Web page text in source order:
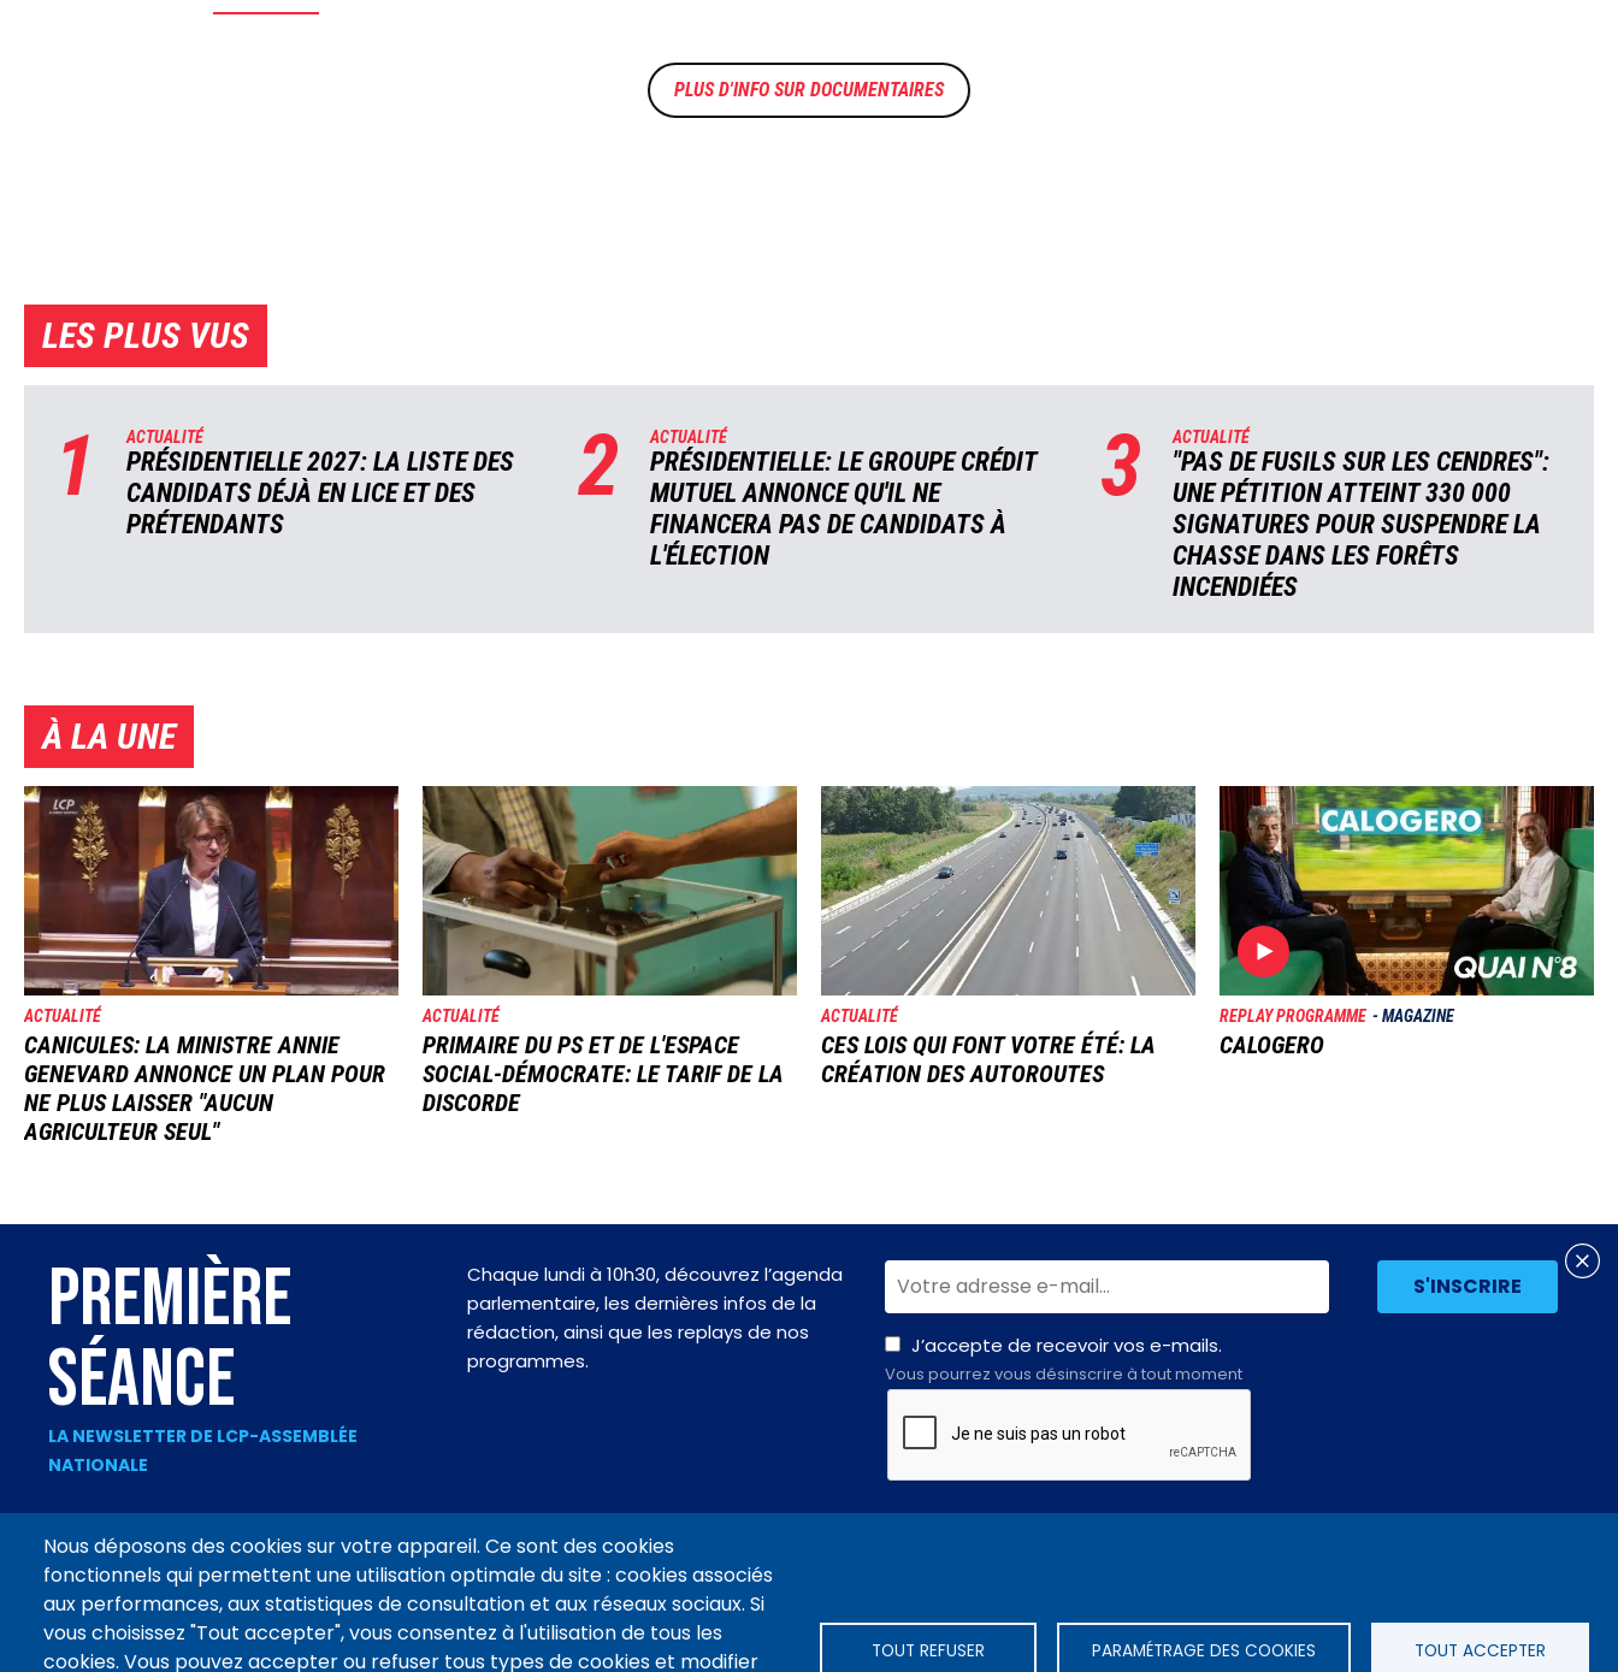
DOCUMENTAIRES
LES PLUS VUS
1 ACTUALITÉ
PRÉSIDENTIELLE 2027: LA LISTE DES
CANDIDATS DÉJÀ EN LICE ET DES
PRÉTENDANTS
2 ACTUALITÉ
PRÉSIDENTIELLE: LE GROUPE CRÉDIT
MUTUEL ANNONCE QU'IL NE
FINANCERA PAS DE CANDIDATS À
L'ÉLECTION
3 ACTUALITÉ
"PAS DE FUSILS SUR LES CENDRES":
UNE PÉTITION ATTEINT 330 000
SIGNATURES POUR SUSPENDRE LA
CHASSE DANS LES FORÊTS
INCENDIÉES
À LA UNE
Image
ACTUALITÉ
CANICULES: LA MINISTRE ANNIE
GENEVARD ANNONCE UN PLAN POUR
NE PLUS LAISSER "AUCUN
AGRICULTEUR SEUL"
Image
ACTUALITÉ
PRIMAIRE DU PS ET DE L'ESPACE
SOCIAL-DÉMOCRATE: LE TARIF DE LA
DISCORDE
Image
ACTUALITÉ
CES LOIS QUI FONT VOTRE ÉTÉ: LA
CRÉATION DES AUTOROUTES
Image
REPLAY PROGRAMME MAGAZINE
CALOGERO
Nous déposons des cookies sur votre appareil. Ce sont des cookies
fonctionnels qui permettent une utilisation optimale du site : cookies associés
aux performances, aux statistiques de consultation et aux réseaux sociaux. Si
vous choisissez "Tout accepter", vous consentez à l'utilisation de tous les
cookies. Vous pouvez accepter ou refuser tous types de cookies et modifier
TOUT REFUSER PARAMÉTRAGE DES COOKIES TOUT ACCEPTER
PREMIÈRE
SÉANCE
LA NEWSLETTER DE LCP-ASSEMBLÉE
NATIONALE
Chaque lundi à 10h30, découvrez l’agenda
parlementaire, les dernières infos de la
rédaction, ainsi que les replays de nos
programmes.
J’accepte de recevoir vos e-mails.
Vous pourrez vous désinscrire à tout moment
Footer
menu
CONTACT MENTIONS LÉGALES DONNÉES PERSONNELLES VIDÉOTHÈQUE CONNEXION